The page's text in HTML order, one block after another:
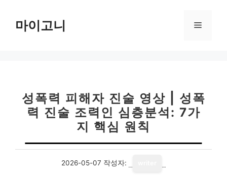
마이고니 메
성폭력 피해자 진술 영상 | 성폭
력 진술 조력인 심층분석: 7가
지 핵심 원칙
2026-05-07 작성자: